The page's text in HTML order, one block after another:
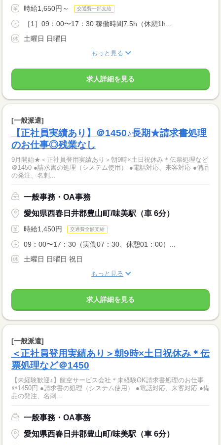
時給1,650円～ 交通費一部支給
［1］09：00〜17：30 稼働時間7.5h（休憩1h...
土曜日 日曜日
もっと見る
求人詳細を見る
[一般派遣]
【正社員実績あり】＠1450♪長期★請求書処理
のお仕事◎残業なし
9月開始★＜正社員登用実績あり＞朝9時×土日祝休み＊伝票処理など
＠1450 ●請求書の処理（システム使用） ●電話対応、来客対応 ●備品
の発注、名刺...
一般事務・OA事務
愛知県西春日井郡豊山町/味美駅（車 6分）
時給1,450円 交通費全額支給
09：00〜17：30（実働07：30、休憩01：00）...
土曜日 日曜日 祝日
もっと見る
求人詳細を見る
[一般派遣]
＜正社員登用実績あり＞朝9時×土日祝休み＊伝
票処理など＠1450
【未経験歓迎♪】航空サービス会社＊未経験OK請求書処理のお仕事
＠1450円 ●請求書の処理（システム使用） ●電話対応、来客対応 ●備
品の発注、名刺...
一般事務・OA事務
愛知県西春日井郡豊山町/味美駅（車 6分）